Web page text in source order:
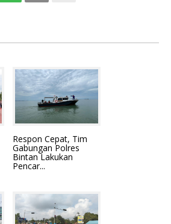
Respon Cepat, Tim
Gabungan Polres
Bintan Lakukan
Pencar...